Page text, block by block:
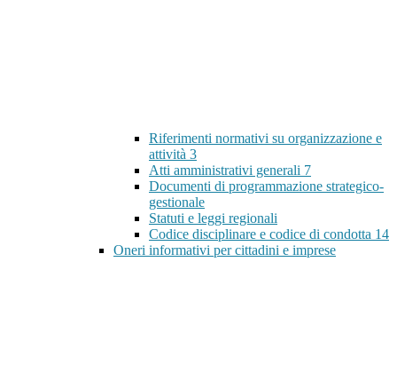
Riferimenti normativi su organizzazione e
attività 3
Atti amministrativi generali 7
Documenti di programmazione strategico-
gestionale
Statuti e leggi regionali
Codice disciplinare e codice di condotta 14
Oneri informativi per cittadini e imprese